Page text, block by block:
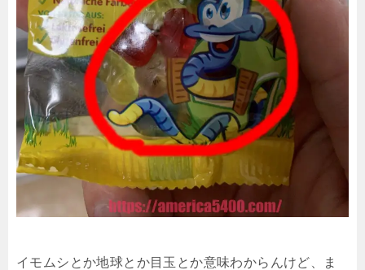
イモムシとか地球とか目玉とか意味わからんけど、ま